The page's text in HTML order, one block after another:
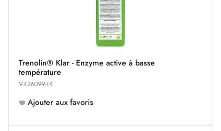
Trenolin® Klar - Enzyme active à basse
température
V426099-TK
Ajouter aux favoris